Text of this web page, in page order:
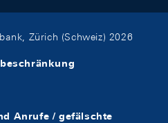
Zürich (Schweiz) 2026
Anrufe / gefälschte